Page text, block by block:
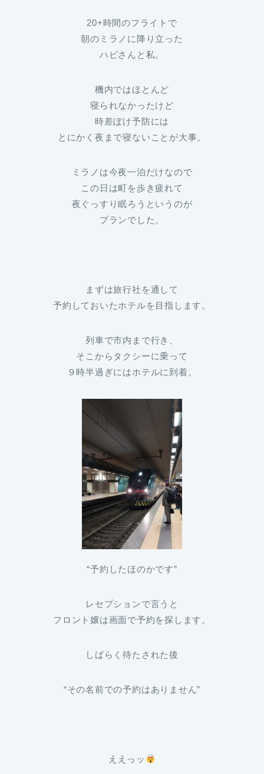
20+時間のフライトで
朝のミラノに降り立った
ハビさんと私。
機内ではほとんど
寝られなかったけど
時差ぼけ予防には
とにかく夜まで寝ないことが大事。
ミラノは今夜一泊だけなので
この日は町を歩き疲れて
夜ぐっすり眠ろうというのが
プランでした。
まずは旅行社を通して
予約しておいたホテルを目指します。
列車で市内まで行き、
そこからタクシーに乗って
９時半過ぎにはホテルに到着。
“予約したほのかです”
レセプションで言うと
フロント嬢は画面で予約を探します。
しばらく待たされた後
“その名前での予約はありません”
ええっッ